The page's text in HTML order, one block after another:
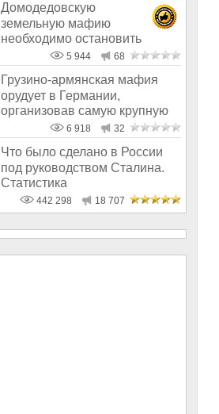
Домодедовскую
земельную мафию
необходимо остановить
5 944 68
Грузино-армянская мафия
орудует в Германии,
организовав самую крупную
организованну
6 918 32
Что было сделано в России
под руководством Сталина.
Статистика
442 298 18 707